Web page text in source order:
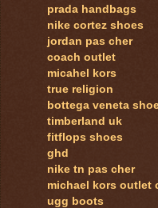
prada handbags
nike cortez shoes
jordan pas cher
coach outlet
micahel kors
true religion
bottega veneta
timberland uk
fitflops shoes
ghd
nike tn pas cher
michael kors outlet
ugg boots